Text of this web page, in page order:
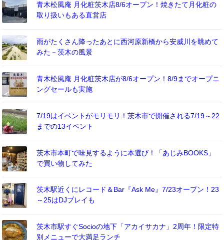
青木松風庵 月化粧茨木店8/6オープン！焼きたて月化粧の
取り扱いもある直営店
雨がたくさん降ったあとに西河原新橋から安威川を眺めて
みた－茨木の風景
青木松風庵 月化粧茨木店が8/6オープン！8/9までオープニ
ングセールも実施
7/19はイベントがモリモリ！茨木市で開催される7/19～22
までの13イベント
茨木市本町で味見するように本選び！「あじみBOOKS」
で買い物してみた
茨木駅近くにレコード＆Bar『Ask Me』7/23オープン！23
～25はDJプレイも
茨木市駅すぐSocioの地下「アカイサカナ」2周年！限定特
別メニューで大満足ランチ